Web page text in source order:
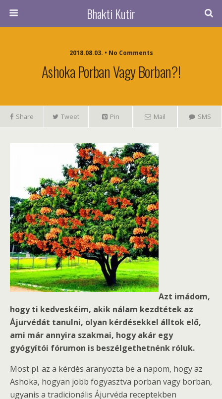
Bhakti Kutir
2018.08.03. • No Comments
Ashoka Porban Vagy Borban?!
Share Tweet Pin Mail SMS
Azt imádom,
hogy ti kedveskéim, akik nálam kezdtétek az
Ájurvédát tanulni, olyan kérdésekkel álltok elő,
ami már annyira szakmai, hogy akár egy
gyógyítói fórumon is beszélgethetnénk róluk.
Most pl. az a kérdés aranyozta be a napom, hogy az
Ashoka, hogyan jobb fogyasztva porban vagy borban,
ugyanis a tradicionális Ájurvéda receptekben